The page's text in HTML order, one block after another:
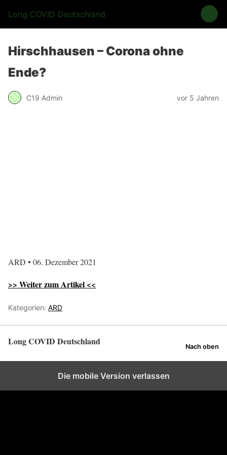
Long COVID Deutschland
Hirschhausen – Corona ohne
Ende?
C19 Admin vor 5 Jahren
ARD • 06. Dezember 2021
>> Weiter zum Artikel <<
Kategorien: ARD
Long COVID Deutschland Nach oben
Die mobile Version verlassen